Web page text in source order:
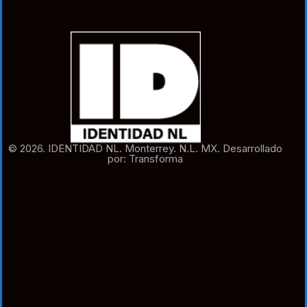
© 2026. IDENTIDAD NL. Monterrey. N.L. MX. Desarrollado
por: Transforma